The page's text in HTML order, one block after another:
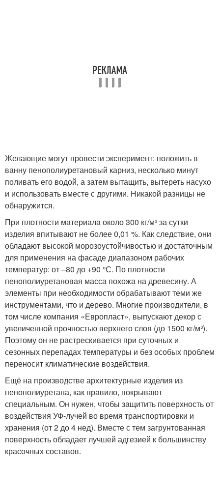
Желающие могут провести эксперимент: положить в
ванну пенополиуретановый карниз, несколько минут
поливать его водой, а затем вытащить, вытереть насухо
и использовать вместе с другими. Никакой разницы не
обнаружится.
При плотности материала около 300 кг/м³ за сутки
изделия впитывают не более 0,01 %. Как следствие, они
обладают высокой морозоустойчивостью и достаточным
для применения на фасаде диапазоном рабочих
температур: от –80 до +90 °С. По плотности
пенополиуретановая масса похожа на древесину. А
элементы при необходимости обрабатывают теми же
инструментами, что и дерево. Многие производители, в
том числе компания «Европласт», выпускают декор с
увеличенной прочностью верхнего слоя (до 1500 кг/м³).
Поэтому он не растрескивается при суточных и
сезонных перепадах температуры и без особых проблем
переносит климатические воздействия.
Ещё на производстве архитектурные изделия из
пенополиуретана, как правило, покрывают
специальным. Он нужен, чтобы защитить поверхность от
воздействия УФ-лучей во время транспортировки и
хранения (от 2 до 4 нед). Вместе с тем загрунтованная
поверхность обладает лучшей адгезией к большинству
красочных составов.